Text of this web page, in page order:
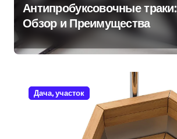
Антипробуксовочные траки:
Обзор и Преимущества
Дача, участок